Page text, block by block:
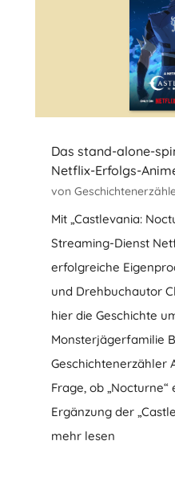
Das stand-alone-
Netflix-Erfolgs-
von
Mit „Castlevania:
Streaming-Dienst
erfolgreiche
und Drehbuchautor
hier die Geschichte
Monsterjägerfamilie
Geschichtenerzähler
Frage, ob „Nocturne“
Ergänzung der
mehr lesen